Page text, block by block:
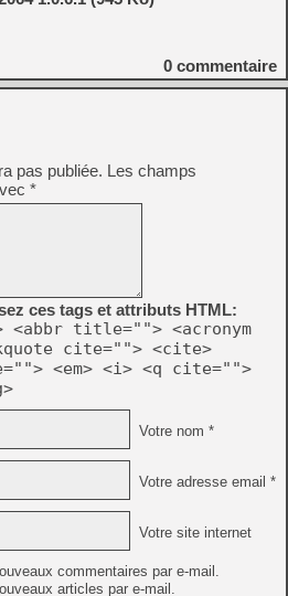
0 commentaire
pas publiée. Les champs
*
ces tags et attributs HTML:
title=""> <acronym
cite=""> <cite>
<em> <i> <q cite="">
Votre nom *
Votre adresse email *
Votre site internet
commentaires par e-mail.
articles par e-mail.